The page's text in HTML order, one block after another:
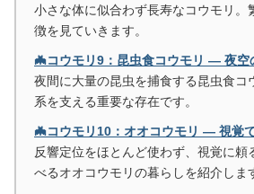
小さな体に似合わず長寿なコウモリ。
徴を見ていきます。
🦇コウモリ9：昆虫食コウモリ ― 夜
夜間に大量の昆虫を捕食する昆虫食コ
系を支える重要な存在です。
🦇コウモリ10：オオコウモリ ― 視覚
反響定位をほとんど使わず、視覚に頼
べるオオコウモリの暮らしを紹介しま